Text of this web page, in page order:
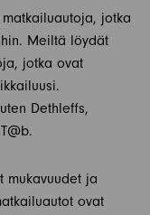
jotka
Meiltä löydät
jotka ovat
Dethleffs,
mukavuudet ja
ovat